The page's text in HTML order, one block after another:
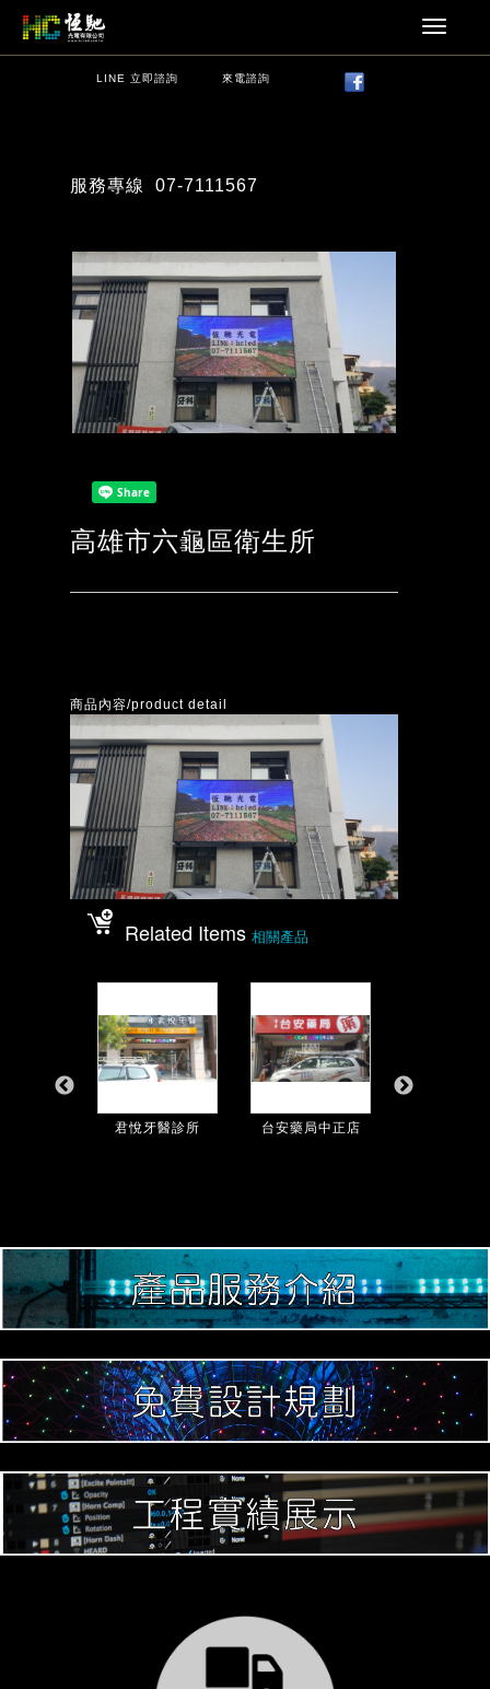
LINE 立即諮詢 來電諮詢
服務專線 07-7111567
高雄市六龜區衛生所
商品內容/product detail
Related Items 相關產品
君悅牙醫診所 台安藥局中正店